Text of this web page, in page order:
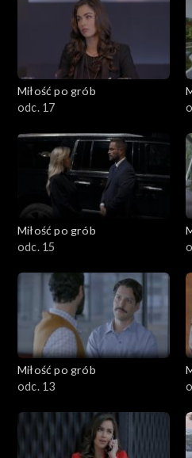
Miłość po grób
odc. 17
Miłość po grób
odc. 15
Miłość po grób
odc. 13